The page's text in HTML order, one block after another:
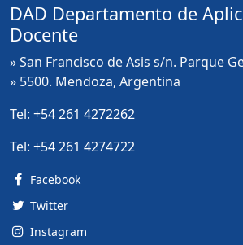
DAD Departamento de
Docente
» San Francisco de Asis s/n. Parque
» 5500. Mendoza, Argentina
Tel: +54 261 4272262
Tel: +54 261 4274722
Facebook
Twitter
Instagram